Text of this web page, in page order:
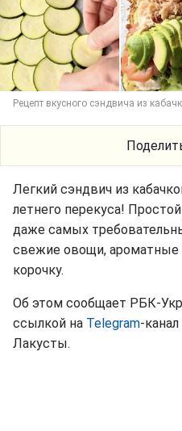
Рецепт вкусного сэндвича из
Легкий сэндвич из
летнего перекуса!
даже самых
свежие овощи, ароматные
корочку.
Об этом сообщает РБК-
ссылкой на Telegram-
Лакусты.